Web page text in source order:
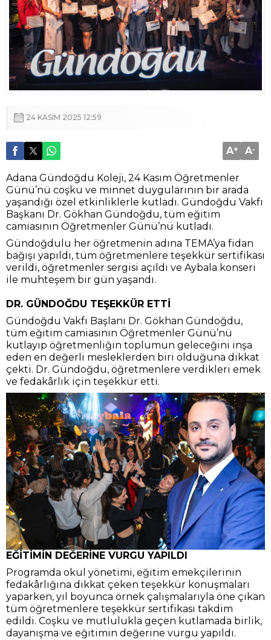
24 KASIM 2025 12:59
A+ A-
Adana Gündoğdu Koleji, 24 Kasım Öğretmenler
Günü’nü coşku ve minnet duygularının bir arada
yaşandığı özel etkinliklerle kutladı. Gündoğdu Vakfı
Başkanı Dr. Gökhan Gündoğdu, tüm eğitim
camiasının Öğretmenler Günü’nü kutladı.
Gündoğdulu her öğretmenin adına TEMA’ya fidan
bağışı yapıldı, tüm öğretmenlere teşekkür sertifikası
verildi, öğretmenler sergisi açıldı ve Aybala konseri
ile muhteşem bir gün yaşandı.
DR. GÜNDOĞDU TEŞEKKÜR ETTİ
Gündoğdu Vakfı Başlanı Dr. Gökhan Gündoğdu,
tüm eğitim camiasının Öğretmenler Günü’nü
kutlayıp öğretmenliğin toplumun geleceğini inşa
eden en değerli mesleklerden biri olduğuna dikkat
çekti. Dr. Gündoğdu, öğretmenlere verdikleri emek
ve fedakârlık için teşekkür etti.
EĞİTİMİN DEĞERİNE VURGU YAPILDI
Programda okul yönetimi, eğitim emekçilerinin
fedakârlığına dikkat çeken teşekkür konuşmaları
yaparken, yıl boyunca örnek çalışmalarıyla öne çıkan
tüm öğretmenlere teşekkür sertifikası takdim
edildi. Coşku ve mutlulukla geçen kutlamada birlik,
dayanışma ve eğitimin değerine vurgu yapıldı.